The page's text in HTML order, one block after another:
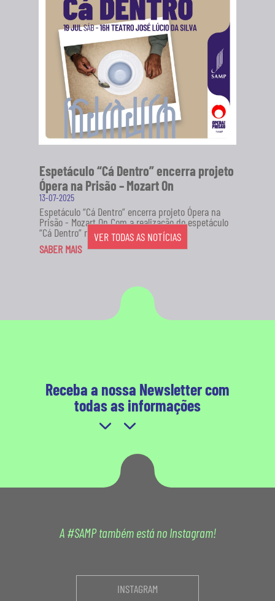
Espetáculo “Cá Dentro” encerra projeto
Ópera na Prisão – Mozart On
13-07-2025
Espetáculo “Cá Dentro” encerra projeto Ópera na
Prisão - Mozart On Com a realização do espetáculo
“Cá Dentro” no...
SABER MAIS
VER TODAS AS NOTÍCIAS
Receba a nossa Newsletter com
todas as informações
A #SAMP também está no Instagram!
INSTAGRAM